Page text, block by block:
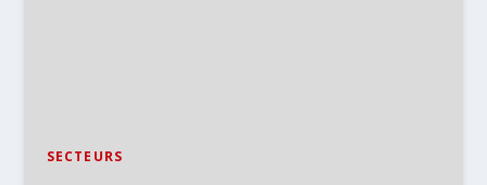
SECTEURS